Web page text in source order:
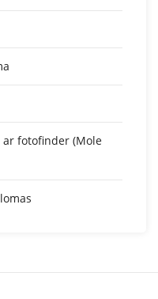
fotofinder (Mole